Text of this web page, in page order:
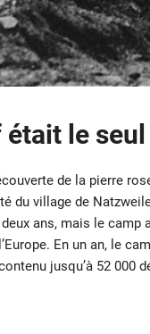
le
de la pierre
du village de
ans, mais le
En un an, le
jusqu’à 52 000